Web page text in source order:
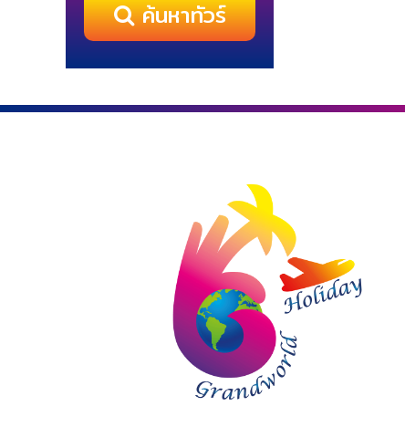
ค้นหาทัวร์